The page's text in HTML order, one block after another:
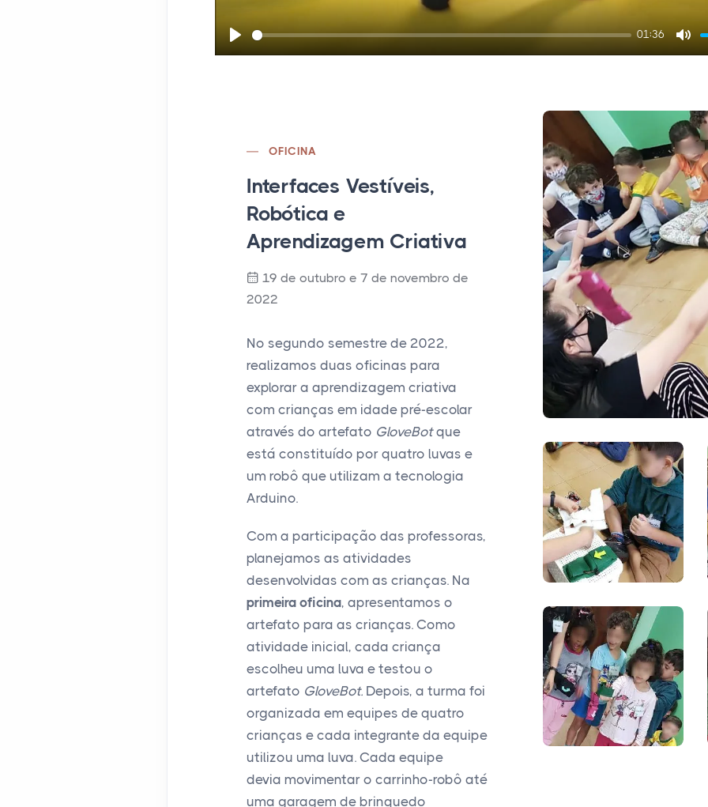
P
01:36
M
e
OFICINA
Interfaces Vestíveis,
Robótica e
Aprendizagem Criativa
19 de outubro e 7 de novembro de
2022
No segundo semestre de 2022,
realizamos duas oficinas para
explorar a aprendizagem criativa
com crianças em idade pré-escolar
através do artefato GloveBotque
está constituído por quatro luvas e
um robô que utilizam a tecnologia
Arduino.
Com a participação das professoras,
planejamos as atividades
desenvolvidas com as crianças. Na
primeira oficina, apresentamos o
artefato para as crianças. Como
atividade inicial, cada criança
escolheu uma luva e testou o
artefato GloveBot. Depois, a turma foi
organizada em equipes de quatro
crianças e cada integrante da equipe
utilizou uma luva. Cada equipe
devia movimentar o carrinho-robô até
uma garagem de brinquedo